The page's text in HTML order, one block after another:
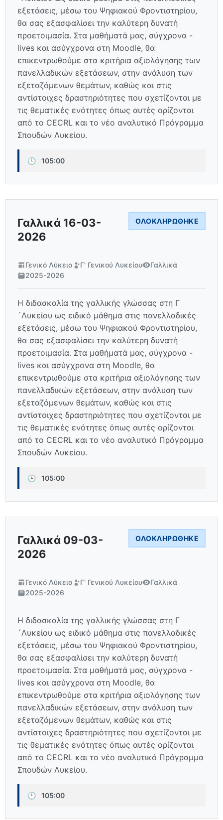
εξετάσεις, μέσω του Ψηφιακού Φροντιστηρίου,
θα σας εξασφαλίσει την καλύτερη δυνατή
προετοιμασία. Στα μαθήματά μας, σύγχρονα -
lives και ασύγχρονα στη Moodle, θα
επικεντρωθούμε στα κριτήρια αξιολόγησης των
πανελλαδικών εξετάσεων, στην ανάλυση των
εξεταζόμενων θεμάτων, καθώς και στις
αντίστοιχες δραστηριότητες που σχετίζονται με
τις θεματικές ενότητες όπως αυτές ορίζονται
από το CECRL και το νέο αναλυτικό Πρόγραμμα
Σπουδών Λυκείου.
🕒 105:00
Γαλλικά 16-03-
2026
ΟΛΟΚΛΗΡΏΘΗΚΕ
Γενικό Λύκειο Γ' Γενικού Λυκείου
Γαλλικά
2025-2026
Η διδασκαλία της γαλλικής γλώσσας στη Γ
´Λυκείου ως ειδικό μάθημα στις πανελλαδικές
εξετάσεις, μέσω του Ψηφιακού Φροντιστηρίου,
θα σας εξασφαλίσει την καλύτερη δυνατή
προετοιμασία. Στα μαθήματά μας, σύγχρονα -
lives και ασύγχρονα στη Moodle, θα
επικεντρωθούμε στα κριτήρια αξιολόγησης των
πανελλαδικών εξετάσεων, στην ανάλυση των
εξεταζόμενων θεμάτων, καθώς και στις
αντίστοιχες δραστηριότητες που σχετίζονται με
τις θεματικές ενότητες όπως αυτές ορίζονται
από το CECRL και το νέο αναλυτικό Πρόγραμμα
Σπουδών Λυκείου.
🕒 105:00
Γαλλικά 09-03-
2026
ΟΛΟΚΛΗΡΏΘΗΚΕ
Γενικό Λύκειο Γ' Γενικού Λυκείου
Γαλλικά
2025-2026
Η διδασκαλία της γαλλικής γλώσσας στη Γ
´Λυκείου ως ειδικό μάθημα στις πανελλαδικές
εξετάσεις, μέσω του Ψηφιακού Φροντιστηρίου,
θα σας εξασφαλίσει την καλύτερη δυνατή
προετοιμασία. Στα μαθήματά μας, σύγχρονα -
lives και ασύγχρονα στη Moodle, θα
επικεντρωθούμε στα κριτήρια αξιολόγησης των
πανελλαδικών εξετάσεων, στην ανάλυση των
εξεταζόμενων θεμάτων, καθώς και στις
αντίστοιχες δραστηριότητες που σχετίζονται με
τις θεματικές ενότητες όπως αυτές ορίζονται
από το CECRL και το νέο αναλυτικό Πρόγραμμα
Σπουδών Λυκείου.
🕒 105:00